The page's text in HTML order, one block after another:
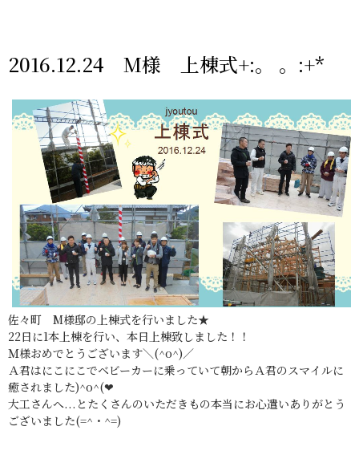
2016.12.24 M様 上棟式+:。 。:+*
佐々町 M様邸の上棟式を行いました★
22日に1本上棟を行い、本日上棟致しました！！
Ｍ様おめでとうございます＼(^o^)／
Ａ君はにこにこでベビーカーに乗っていて朝からＡ君のスマイルに
癒されました)^o^(❤
大工さんへ...とたくさんのいただきもの本当にお心遣いありがとう
ございました(=^・^=)